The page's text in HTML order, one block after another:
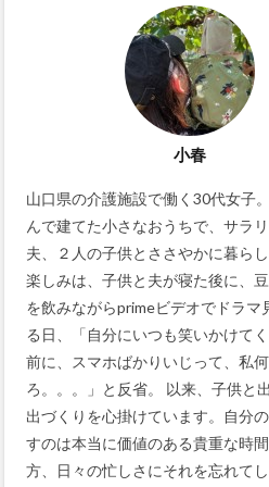
小春
山口県の介護施設で働く30代女子
んで建てた小さなおうちで、サラ
夫、２人の子供とささやかに暮らし
楽しみは、子供と夫が寝た後に、
を飲みながらprimeビデオでドラマ
る日、「自分にいつも笑いかけて
前に、スマホばかりいじって、私
ろ。。。」と反省。 以来、子供と
出づくりを心掛けています。自分
すのは本当に価値のある貴重な時
方、日々の忙しさにそれを忘れてし